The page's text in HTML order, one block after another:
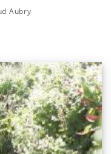
Aubry